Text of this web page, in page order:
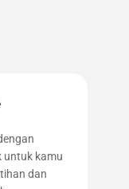
untuk kamu
dan